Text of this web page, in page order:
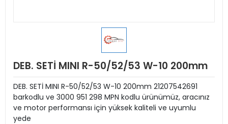
DEB. SETİ MINI R-50/52/53 W-10 200mm
DEB. SETİ MINI R-50/52/53 W-10 200mm 21207542691
barkodlu ve 3000 951 298 MPN kodlu ürünümüz, aracınız
ve motor performansı için yüksek kaliteli ve uyumlu
yede